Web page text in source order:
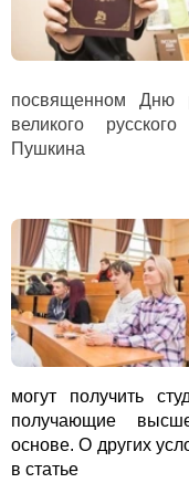
посвященном Дню
великого
Пушкина
могут получить
получающие
основе. О других
в статье